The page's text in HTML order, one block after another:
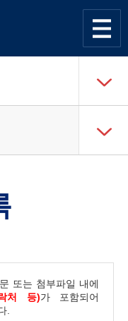
또는 첨부파일 내에
처 등)가 포함되어
.